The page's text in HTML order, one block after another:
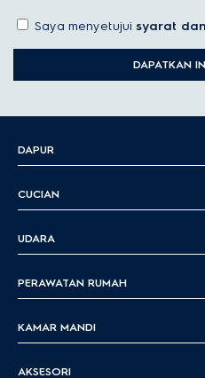
Saya menyetujui syarat
DAPATKAN
DAPUR
CUCIAN
UDARA
PERAWATAN RUMAH
KAMAR MANDI
AKSESORI